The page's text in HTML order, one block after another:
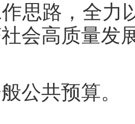
思路，全力
会高质量发
公共预算。